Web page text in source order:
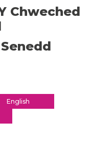
Chweched
English